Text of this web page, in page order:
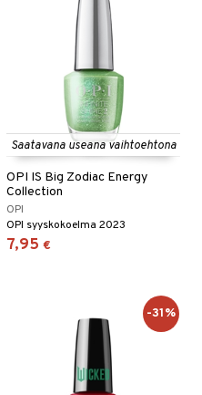
Saatavana useana vaihtoehtona
OPI IS Big Zodiac Energy
Collection
OPI
OPI syyskokoelma 2023
7,95 €
-31%